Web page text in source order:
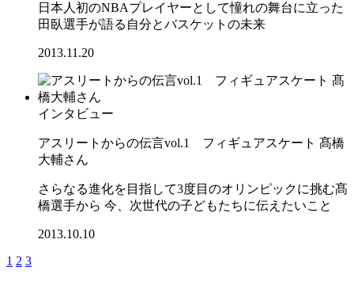
日本人初のNBAプレイヤーとして憧れの舞台に立った
田臥選手が語る自分とバスケットの未来
2013.11.20
インタビュー
アスリートからの伝言vol.1 フィギュアスケート 髙橋
大輔さん
さらなる進化を目指して3度目のオリンピックに挑む髙
橋選手から 今、次世代の子どもたちに伝えたいこと
2013.10.10
1 2 3